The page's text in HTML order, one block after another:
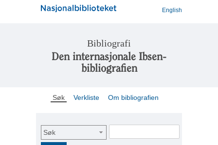
English
Bibliografi
Den internasjonale Ibsen-
bibliografien
Søk Verkliste Om bibliografien
Søk